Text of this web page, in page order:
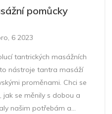
pomůcky
6 2023
tantrických masážních
nástroje tantra masáží
proměnami. Chci se
se měnily s dobou a
našim potřebám a